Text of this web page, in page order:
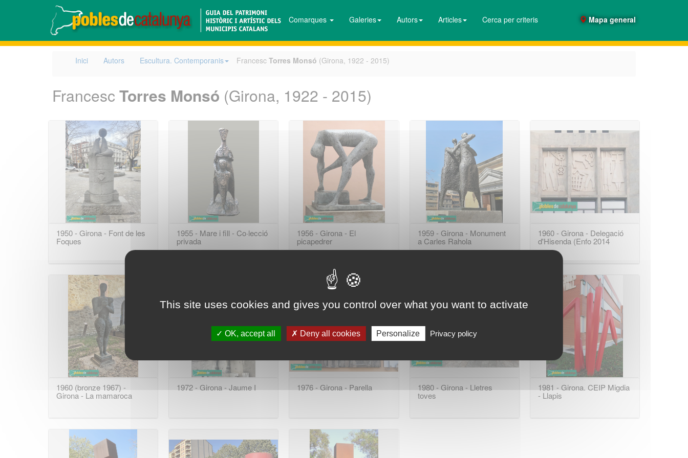
Comarques Galeries Autors Articles Cerca per criteris Mapa general
Inici Autors Escultura. Contemporanis Francesc Torres Monsó (Girona, 1922 - 2015)
Francesc Torres Monsó (Girona, 1922 - 2015)
1950 - Girona - Font de les
Foques
1960 (bronze 1967) -
Girona - La mamaroca
1955 - Mare i fill - Co·lecció
privada
1972 - Girona - Jaume I
1956 - Girona - El
picapedrer
1976 - Girona - Parella
1959 - Girona - Monument
a Carles Rahola
1980 - Girona - Lletres
toves
1960 - Girona - Delegació
d'Hisenda (Enfo 2014
1981 - Girona. CEIP Migdia
- Llapis
This site uses cookies and gives you control over what you want to activate
OK, accept all Deny all cookies Personalize Privacy policy